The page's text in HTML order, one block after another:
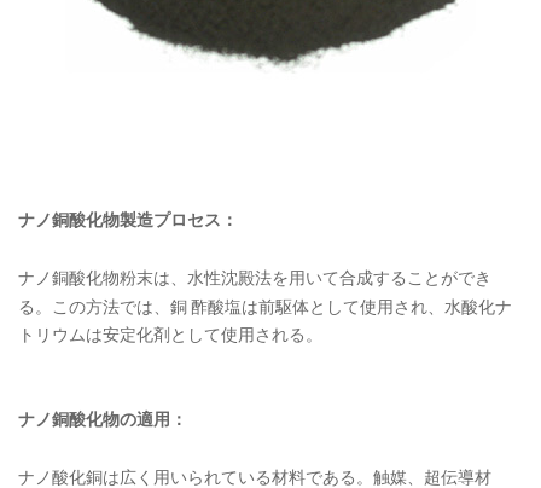
ナノ銅酸化物製造プロセス：
ナノ銅酸化物粉末は、水性沈殿法を用いて合成することができ
る。この方法では、銅酢酸塩は前駆体として使用され、水酸化ナ
トリウムは安定化剤として使用される。
ナノ銅酸化物の適用：
ナノ酸化銅は広く用いられている材料である。触媒、超伝導材